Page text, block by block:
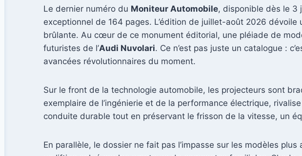
Le dernier numéro du Moniteur Automobile, disponible dès le 3
exceptionnel de 164 pages. L’édition de juillet-août 2026
brûlante. Au cœur de ce monument éditorial, une pléiade de
futuristes de l’Audi Nuvolari. Ce n’est pas juste un catalogue :
avancées révolutionnaires du moment.
Sur le front de la technologie automobile, les projecteurs sont
exemplaire de l’ingénierie et de la performance électrique,
conduite durable tout en préservant le frisson de la vitesse, un
En parallèle, le dossier ne fait pas l’impasse sur les modèles